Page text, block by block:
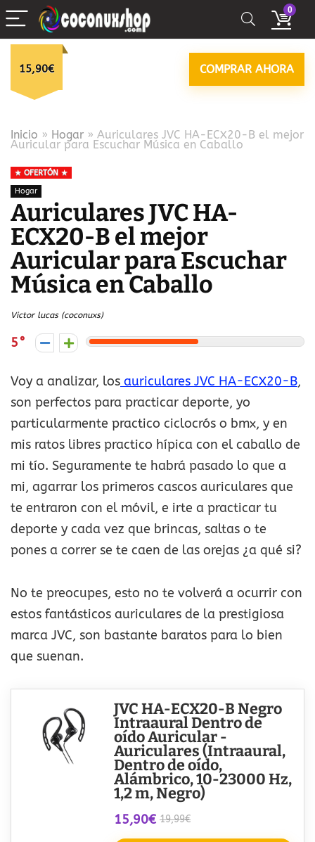
0
15,90€ COMPRAR AHORA
Inicio » Hogar » Auriculares JVC HA-ECX20-B el mejor
Auricular para Escuchar Música en Caballo
OFERTÓN
Hogar
Auriculares JVC HA-
ECX20-B el mejor
Auricular para Escuchar
Música en Caballo
Victor lucas (coconuxs)
5
Voy a analizar, los auriculares JVC HA-ECX20-B,
son perfectos para practicar deporte, yo
particularmente practico ciclocrós o bmx, y en
mis ratos libres practico hípica con el caballo de
mi tío. Seguramente te habrá pasado lo que a
mi, agarrar los primeros cascos auriculares que
te entraron con el móvil, e irte a practicar tu
deporte y cada vez que brincas, saltas o te
pones a correr se te caen de las orejas ¿a qué si?
No te preocupes, esto no te volverá a ocurrir con
estos fantásticos auriculares de la prestigiosa
marca JVC, son bastante baratos para lo bien
que suenan.
JVC HA-ECX20-B Negro
Intraaural Dentro de
oído Auricular -
Auriculares (Intraaural,
Dentro de oído,
Alámbrico, 10-23000 Hz,
1,2 m, Negro)
15,90€ 19,99€